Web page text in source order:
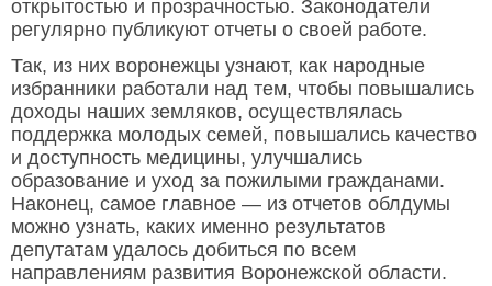
открытостью и прозрачностью. Законодатели
регулярно публикуют отчеты о своей работе.
Так, из них воронежцы узнают, как народные
избранники работали над тем, чтобы повышались
доходы наших земляков, осуществлялась
поддержка молодых семей, повышались качество
и доступность медицины, улучшались
образование и уход за пожилыми гражданами.
Наконец, самое главное — из отчетов облдумы
можно узнать, каких именно результатов
депутатам удалось добиться по всем
направлениям развития Воронежской области.